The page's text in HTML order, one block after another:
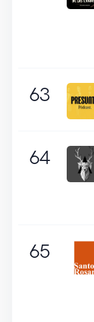
63
64
65